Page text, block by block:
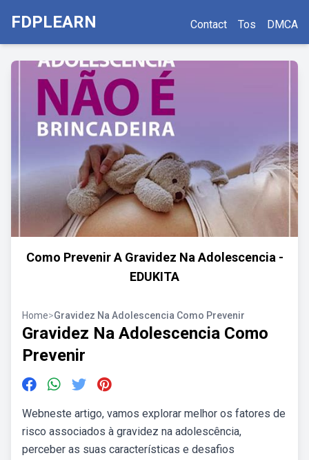
FDPLEARN Contact Tos DMCA
Como Prevenir A Gravidez Na Adolescencia -
EDUKITA
Home>Gravidez Na Adolescencia Como Prevenir
Gravidez Na Adolescencia Como
Prevenir
Webneste artigo, vamos explorar melhor os fatores de
risco associados à gravidez na adolescência,
perceber as suas características e desafios